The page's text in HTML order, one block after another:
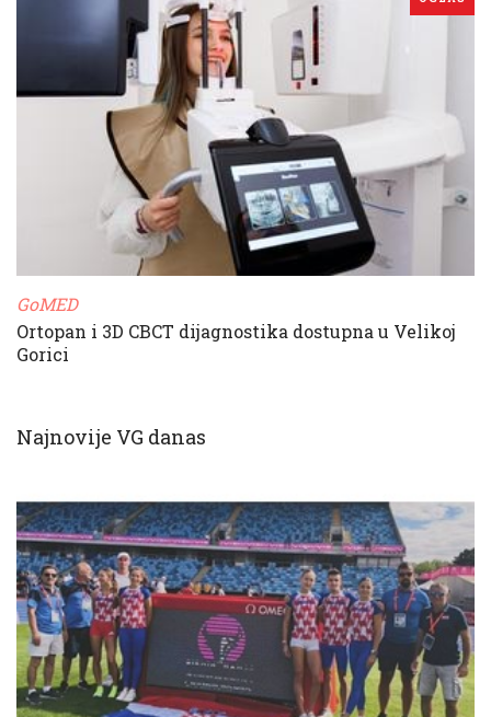
GoMED
Ortopan i 3D CBCT dijagnostika dostupna u Velikoj
Gorici
Najnovije VG danas